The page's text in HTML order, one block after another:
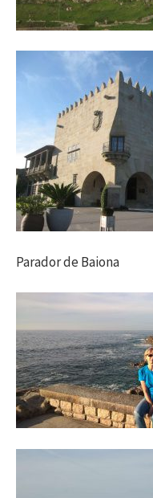
Parador de Baiona